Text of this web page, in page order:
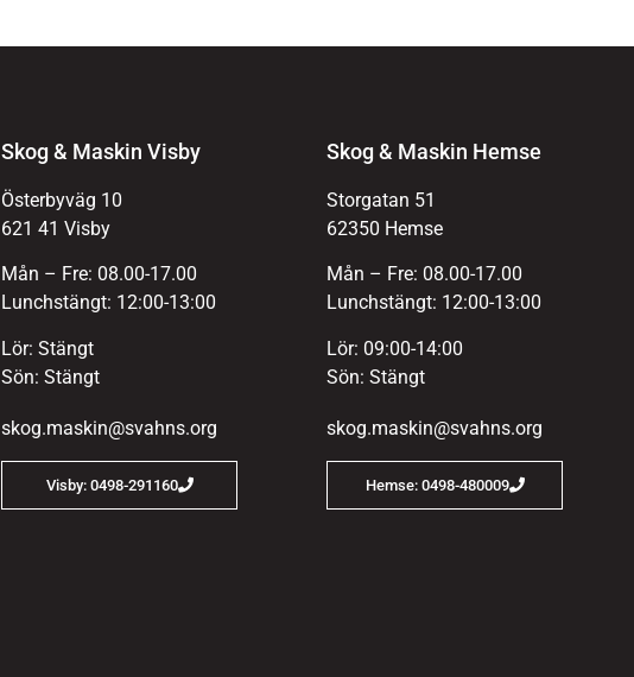
Skog & Maskin Visby
Österbyväg 10
621 41 Visby
Mån – Fre: 08.00-17.00
Lunchstängt: 12:00-13:00
Lör: Stängt
Sön: Stängt
skog.maskin@svahns.org
Visby: 0498-291160
Skog & Maskin Hemse
Storgatan 51
62350 Hemse
Mån – Fre: 08.00-17.00
Lunchstängt: 12:00-13:00
Lör: 09:00-14:00
Sön: Stängt
skog.maskin@svahns.org
Hemse: 0498-480009